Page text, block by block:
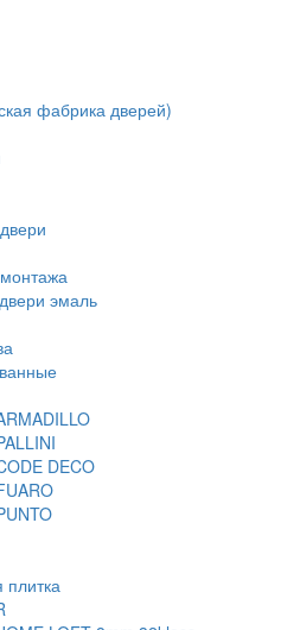
фабрика дверей)
эмаль
DECO
плитка